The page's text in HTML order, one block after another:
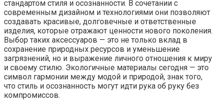
стандартом стиля и осознанности. В сочетании с
современным дизайном и технологиями они позволяют
создавать красивые, долговечные и ответственные
изделия, которые отражают ценности нового поколения.
Выбор таких аксессуаров — это не только вклад в
сохранение природных ресурсов и уменьшение
загрязнений, но и выражение личного отношения к миру
и своему стилю. Экологичные материалы сегодня — это
символ гармонии между модой и природой, знак того,
что стиль и осознанность могут идти рука об руку без
компромиссов.